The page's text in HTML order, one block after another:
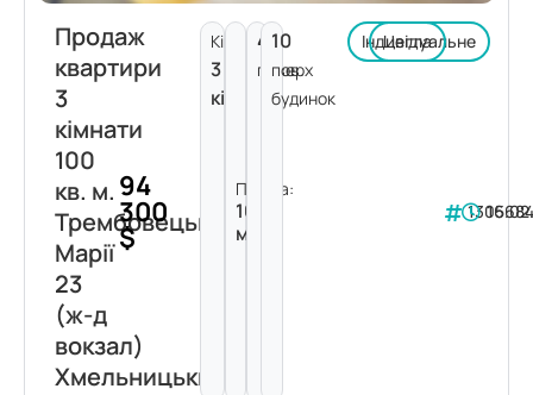
Продаж
квартири
3
кімнати
100
кв. м.
Трембовецької
Марії
23
(ж-д
вокзал)
Хмельницький
94
300
$
Кімнат:
3
кімнати
Площа:
100
м²
4
поверх
10
пов.
будинок
Індивідуальне
Цегла